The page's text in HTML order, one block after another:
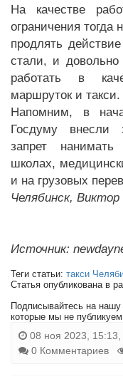
На качестве
ограничения тогда
продлять
стали, и довольно
работать в
маршруток и такси.
Напомним, в
Госдуму внесли
запрет
школах,
и на грузовых
Челябинск, Виктор
Источник:
Теги статьи: такси
Статья опубликована в
Подписывайтесь на нашу
которые мы не
08 ноя 2023, 15:13,
0 Комментариев